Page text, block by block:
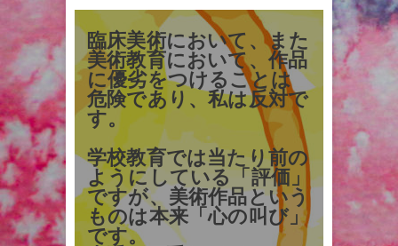
臨床美術において、また
美術教育において、作品
に優劣をつけることは
危険であり、私は反対で
す。
学校教育では当たり前の
ようにしている「評価」
ですが、美術作品という
ものは本来「心の叫び」
です。